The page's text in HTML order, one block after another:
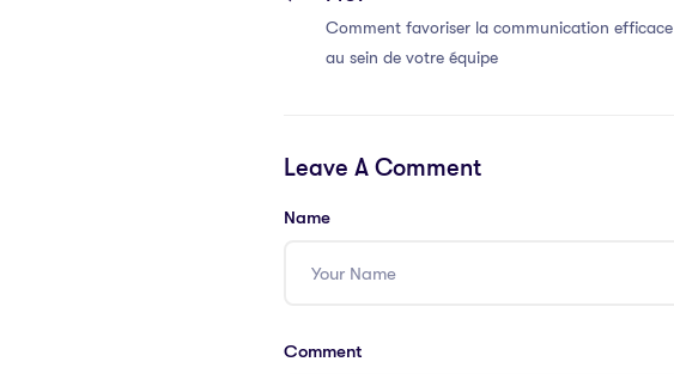
Comment favoriser la communication efficace
au sein de votre équipe
Leave A Comment
Name
Comment